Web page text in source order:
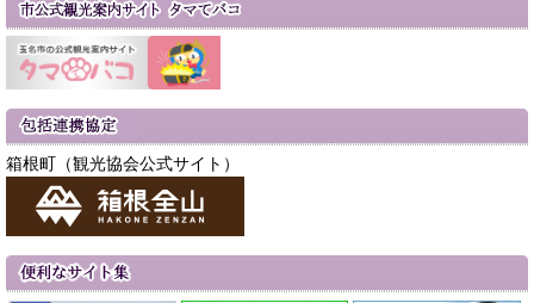
箱根町（観光協会公式サイト）